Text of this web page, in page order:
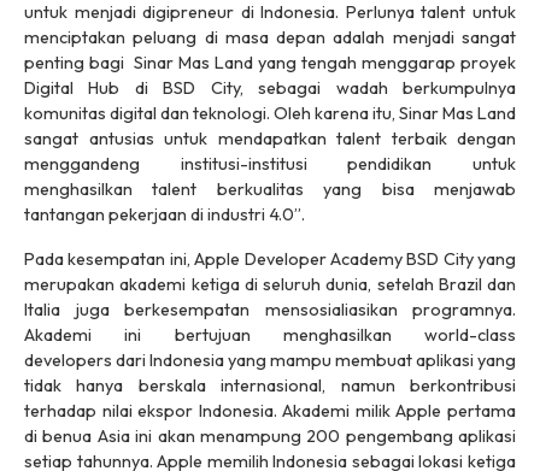
untuk menjadi digipreneur di Indonesia. Perlunyatalent untuk
menciptakan peluang di masa depan adalah menjadi sangat
penting bagi Sinar Mas Land yang tengah menggarap proyek
Digital Hub di BSD City, sebagai wadah berkumpulnya
komunitas digital dan teknologi. Oleh karena itu, Sinar Mas Land
sangat antusias untuk mendapatkan talent terbaik dengan
menggandeng institusi-institusi pendidikan untuk
menghasilkan talent berkualitas yang bisa menjawab
tantangan pekerjaan di industri 4.0”.
Pada kesempatan ini, Apple Developer Academy BSD City yang
merupakan akademi ketiga di seluruh dunia, setelah Brazil dan
Italia juga berkesempatan mensosialiasikan programnya.
Akademi ini bertujuan menghasilkan world-class
developers dari Indonesia yang mampu membuat aplikasi yang
tidak hanya berskala internasional, namun berkontribusi
terhadap nilai ekspor Indonesia. Akademi milik Apple pertama
di benua Asia ini akan menampung 200 pengembang aplikasi
setiap tahunnya. Apple memilih Indonesia sebagai lokasi ketiga